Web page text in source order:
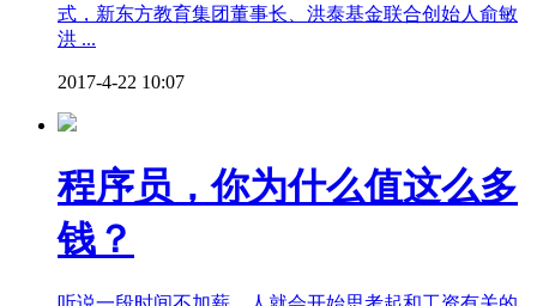
式，新东方教育集团董事长、洪泰基金联合创始人俞敏
洪 ...
2017-4-22 10:07
程序员，你为什么值这么多
钱？